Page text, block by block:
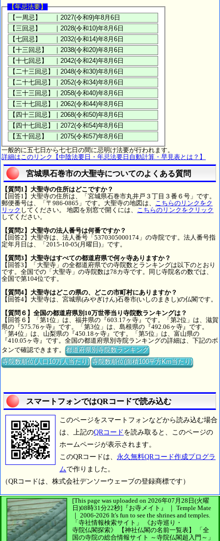
【年忌法要】
一般的に五七日から七七日の間に忌明け法要が行われます。
詳細はこのリンク【中陰法要日・年忌法要日自動計算・早見表とは？】
宮城県石巻市の大聖寺についてのよくある質問
【質問1】大聖寺の住所はどこですか？
【回答1】大聖寺の住所は、「宮城県石巻市丸井戸３丁目３番６号」です。
郵便番号は、「〒986-0865」です。大聖寺の地図は、 こちらのリンクをク
リック してください。 地図を別窓で開くには、 こちらのリンクをクリック
してください。
【質問2】大聖寺の法人番号は何番ですか？
【回答2】大聖寺は、法人番号「5370305000174」の寺院です。法人番号指
定年月日は、「2015-10-05(月曜日)」です。
【質問3】大聖寺はすべての都道府県で何ヶ寺ありますか？
【回答3】「大聖寺」の全都道府県での寺院数とランキングは以下のとおり
です。全国での「大聖寺」の寺院数は78カ寺です。同じ寺院名の数では、
全国で第104位です。
【質問4】大聖寺はどこの県の、どこの市町村にありますか？
【回答4】大聖寺は、宮城県(みやぎけん)石巻市(いしのまきし)の仏閣です。
【質問６】全国の都道府県別10万世帯当り寺院数ランキングは？
【回答６】「第1位」は、福井県の『603.17ヶ寺』です。「第2位」は、滋賀
県の『575.76ヶ寺』です。「第3位」は、島根県の『492.06ヶ寺』です。
「第4位」は、山梨県の『450.18ヶ寺』です。「第5位」は、富山県の
『410.05ヶ寺』です。全国の都道府県別寺院ランキングの詳細は、下記のボ
タンで確認できます。都道府県別寺院数ランキング
寺院数順位(人口10万人当たり) 寺院数順位(面積100平方Km当たり)
スマートフォンではQRコードで読み込む
このページをスマートフォンなどから読み込む場合
は、上記のQRコード を読み取ると、このページの
ホームページが表示されます。
このQRコードは、 永久無料QRコード作成プログラ
ムで作りました。
（QRコードは、株式会社デンソーウェーブの登録商標です）
[This page was uploaded on 2026年07月28日(火曜
日)08時31分22秒] 『お寺メイト』 ｜ Temple Mate
｜ 2006-2026 It's fun to see the shrines and temples.
「寺社情報検索サイト」
《お寺巡り・
寺院仏閣探索》
【神社仏閣の名前一覧表】
「全
国の寺院の総合情報サイト ～寺院仏閣超入門～」